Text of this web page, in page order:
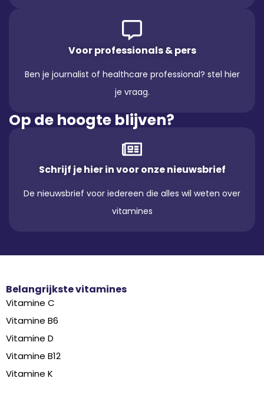
Voor professionals & pers
Ben je journalist of healthcare professional? stel hier
je vraag.
Op de hoogte blijven?
Schrijf je hier in voor onze nieuwsbrief
De nieuwsbrief voor iedereen die alles wil weten over
vitamines
Belangrijkste vitamines
Vitamine C
Vitamine B6
Vitamine D
Vitamine B12
Vitamine K